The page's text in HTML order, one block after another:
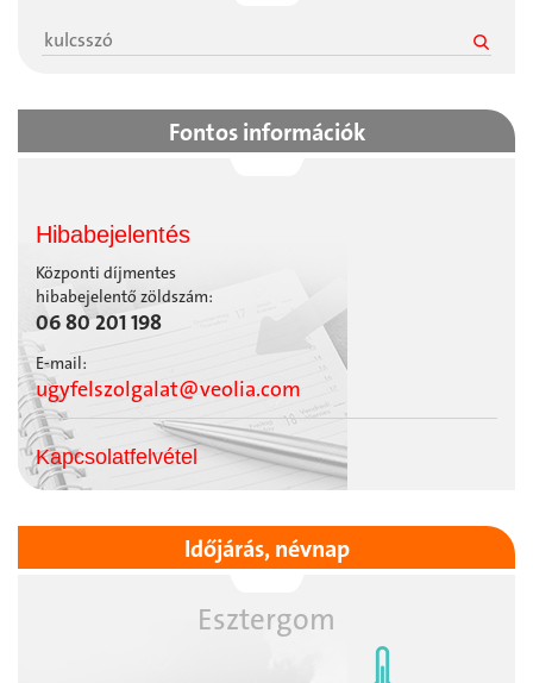
Fontos információk
Hibabejelentés
Központi díjmentes
hibabejelentő zöldszám:
06 80 201 198
E-mail:
ugyfelszolgalat@veolia.com
Kapcsolatfelvétel
Időjárás, névnap
Esztergom